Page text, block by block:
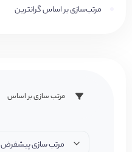
مرتب‌سازی بر اساس گرانترین
مرتب سازی بر اساس
مرتب سازی پیشفرض